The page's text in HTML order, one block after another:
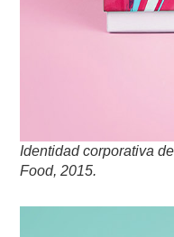
Identidad corporativa
Food, 2015.